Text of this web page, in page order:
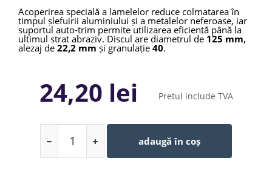
Acoperirea specială a lamelelor reduce colmatarea în
timpul șlefuirii aluminiului și a metalelor neferoase, iar
suportul auto-trim permite utilizarea eficientă până la
ultimul strat abraziv. Discul are diametrul de 125 mm,
alezaj de 22,2 mm și granulație 40.
24,20 lei Pretul include TVA
adaugă în coș